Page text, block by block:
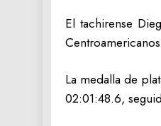
El tachirense
La medalla de
02:01:48.6,